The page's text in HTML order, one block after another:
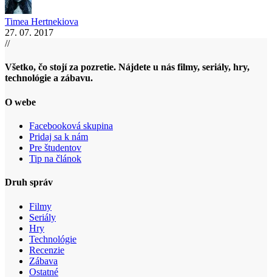
Timea Hertnekiova
27. 07. 2017
//
Všetko, čo stojí za pozretie. Nájdete u nás filmy, seriály, hry,
technológie a zábavu.
O webe
Facebooková skupina
Pridaj sa k nám
Pre študentov
Tip na článok
Druh správ
Filmy
Seriály
Hry
Technológie
Recenzie
Zábava
Ostatné